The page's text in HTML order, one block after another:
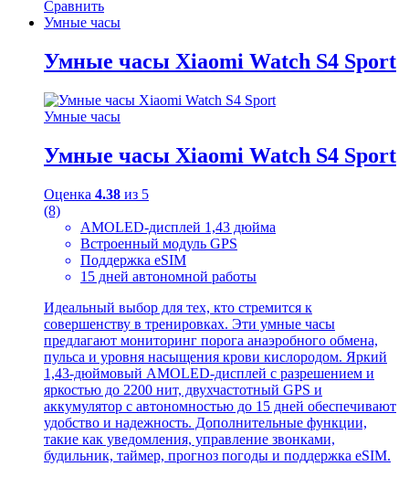
Сравнить
Умные часы
Умные часы Xiaomi Watch S4 Sport
Умные часы
Умные часы Xiaomi Watch S4 Sport
Оценка 4.38 из 5
(8)
AMOLED-дисплей 1,43 дюйма
Встроенный модуль GPS
Поддержка eSIM
15 дней автономной работы
Идеальный выбор для тех, кто стремится к
совершенству в тренировках. Эти умные часы
предлагают мониторинг порога анаэробного обмена,
пульса и уровня насыщения крови кислородом. Яркий
1,43-дюймовый AMOLED-дисплей с разрешением и
яркостью до 2200 нит, двухчастотный GPS и
аккумулятор с автономностью до 15 дней обеспечивают
удобство и надежность. Дополнительные функции,
такие как уведомления, управление звонками,
будильник, таймер, прогноз погоды и поддержка eSIM.